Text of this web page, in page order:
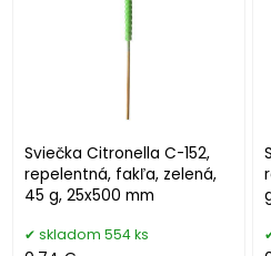
Sviečka Citronella C-152,
repelentná, fakľa, zelená,
45 g, 25x500 mm
skladom 554 ks